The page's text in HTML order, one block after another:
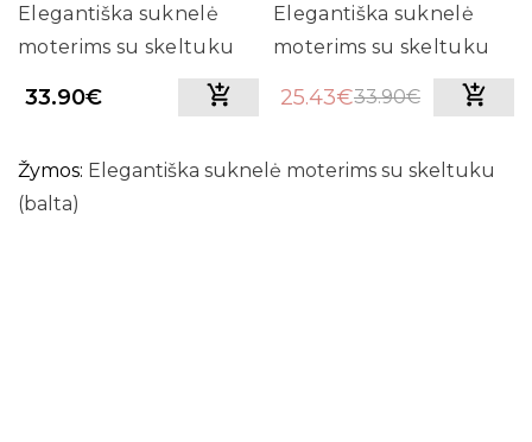
Elegantiška suknelė
moterims su skeltuku
33.90€
Elegantiška suknelė
moterims su skeltuku
25.43€33.90€
Žymos: Elegantiška suknelė moterims su skeltuku
(balta)